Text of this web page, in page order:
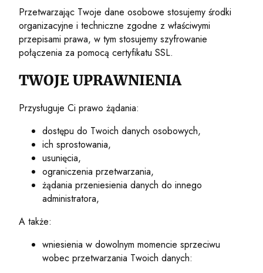
Przetwarzając Twoje dane osobowe stosujemy środki
organizacyjne i techniczne zgodne z właściwymi
przepisami prawa, w tym stosujemy szyfrowanie
połączenia za pomocą certyfikatu SSL.
TWOJE UPRAWNIENIA
Przysługuje Ci prawo żądania:
dostępu do Twoich danych osobowych,
ich sprostowania,
usunięcia,
ograniczenia przetwarzania,
żądania przeniesienia danych do innego
administratora,
A także:
wniesienia w dowolnym momencie sprzeciwu
wobec przetwarzania Twoich danych: